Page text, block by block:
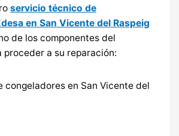
servicio técnico de
en San Vicente del Raspeig
de los componentes del
proceder a su reparación: